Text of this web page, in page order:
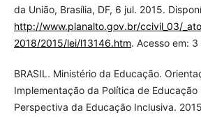
da União, Brasília, DF, 6 jul. 2015.
http://www.planalto.gov.br/ccivil_03/
2018/2015/lei/l13146.htm. Acesso em: 3
BRASIL. Ministério da Educação.
Implementação da Política de Educação
Perspectiva da Educação Inclusiva.